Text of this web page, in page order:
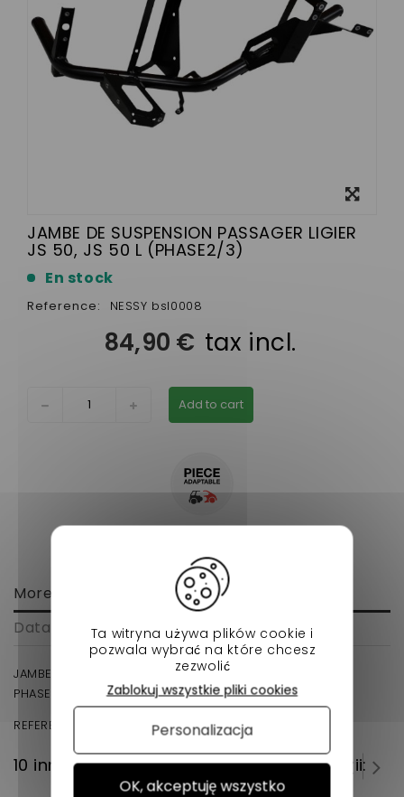
JAMBE DE SUSPENSION PASSAGER LIGIER
JS 50, JS 50 L (PHASE2/3)
En stock
Reference: NESSY bsl0008
84,90 € tax incl.
Add to cart
More info
Data sheet
JAMBES DE SUSPENSION DROIT LIGIER JS 50 , JS 50 L (
PHASE2/3 ) VOITURE SANS PERMIS EN ADAPTABLE.
REFERENCE D'ORIGINE : 1408186
10 innych produktów w tej samej kategorii:
Ta witryna używa plików cookie i
pozwala wybrać na które chcesz
zezwolić
OK, akceptuję wszystko
Zablokuj wszystkie pliki cookies
Personalizacja